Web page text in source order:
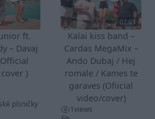
ft.
– Davaj
)
písničky
07:03
Kalai kiss band –
Cardas MegaMix –
Ando Dubaj / Hej
romale / Kames te
garaves (Ofiicial
video/cover)
1views